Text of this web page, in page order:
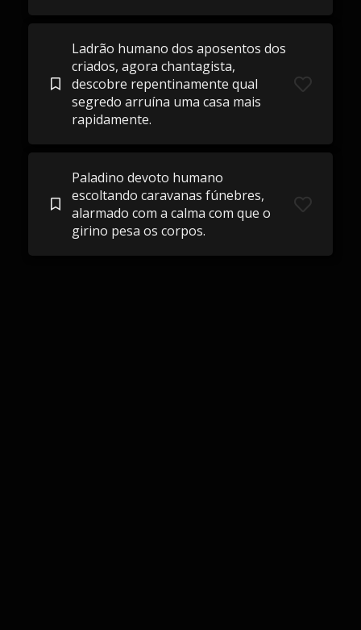
Ladrão humano dos aposentos dos
criados, agora chantagista,
descobre repentinamente qual
segredo arruína uma casa mais
rapidamente.
Paladino devoto humano
escoltando caravanas fúnebres,
alarmado com a calma com que o
girino pesa os corpos.